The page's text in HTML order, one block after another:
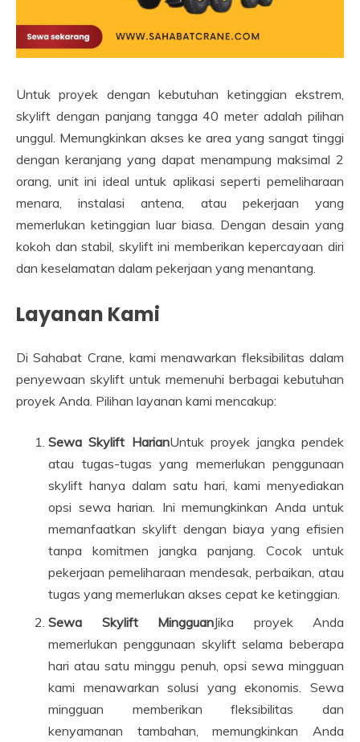
Untuk proyek dengan kebutuhan ketinggian ekstrem,
skylift dengan panjang tangga 40 meter adalah pilihan
unggul. Memungkinkan akses ke area yang sangat tinggi
dengan keranjang yang dapat menampung maksimal 2
orang, unit ini ideal untuk aplikasi seperti pemeliharaan
menara, instalasi antena, atau pekerjaan yang
memerlukan ketinggian luar biasa. Dengan desain yang
kokoh dan stabil, skylift ini memberikan kepercayaan diri
dan keselamatan dalam pekerjaan yang menantang.
Layanan Kami
Di Sahabat Crane, kami menawarkan fleksibilitas dalam
penyewaan skylift untuk memenuhi berbagai kebutuhan
proyek Anda. Pilihan layanan kami mencakup:
Sewa Skylift HarianUntuk proyek jangka pendek
atau tugas-tugas yang memerlukan penggunaan
skylift hanya dalam satu hari, kami menyediakan
opsi sewa harian. Ini memungkinkan Anda untuk
memanfaatkan skylift dengan biaya yang efisien
tanpa komitmen jangka panjang. Cocok untuk
pekerjaan pemeliharaan mendesak, perbaikan, atau
tugas yang memerlukan akses cepat ke ketinggian.
Sewa Skylift MingguanJika proyek Anda
memerlukan penggunaan skylift selama beberapa
hari atau satu minggu penuh, opsi sewa mingguan
kami menawarkan solusi yang ekonomis. Sewa
mingguan memberikan fleksibilitas dan
kenyamanan tambahan, memungkinkan Anda